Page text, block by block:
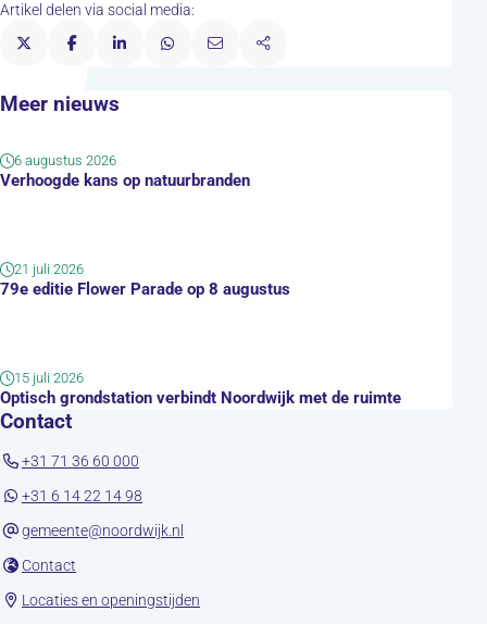
Artikel delen via social media:
Meer nieuws
Verhoogde kans op natuurbranden
6 augustus 2026
79e editie Flower Parade op 8 augustus
21 juli 2026
Optisch grondstation verbindt Noordwijk met de ruimte
15 juli 2026
Contact
+31 71 36 60 000
+31 6 14 22 14 98
gemeente@noordwijk.nl
Contact
Locaties en openingstijden